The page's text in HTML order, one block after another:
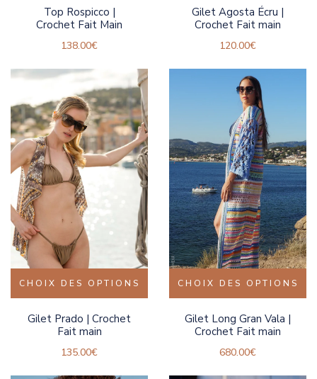
Top Rospicco |
Crochet Fait Main
138.00€
Gilet Agosta Écru |
Crochet Fait main
120.00€
CHOIX DES OPTIONS
Gilet Prado | Crochet
Fait main
135.00€
CHOIX DES OPTIONS
Gilet Long Gran Vala |
Crochet Fait main
680.00€